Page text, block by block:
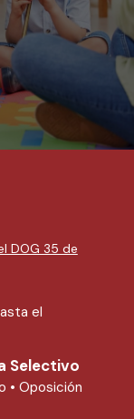
DOG 35 de
el
Selectivo
• Oposición